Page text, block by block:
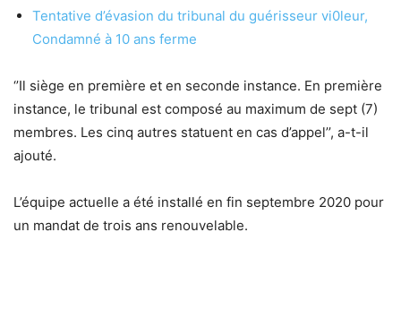
Tentative d’évasion du tribunal du guérisseur vi0leur,
Condamné à 10 ans ferme
‘’Il siège en première et en seconde instance. En première
instance, le tribunal est composé au maximum de sept (7)
membres. Les cinq autres statuent en cas d’appel’’, a-t-il
ajouté.
L’équipe actuelle a été installé en fin septembre 2020 pour
un mandat de trois ans renouvelable.